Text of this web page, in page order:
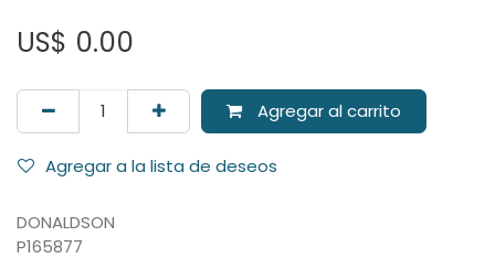
US$ 0.00
Agregar al carrito
Agregar a la lista de deseos
DONALDSON
P165877